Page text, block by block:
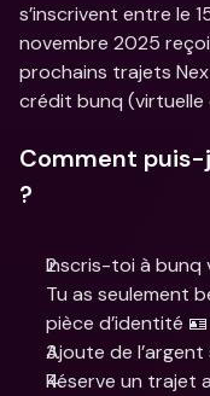
s’inscrivent entre le
novembre 2025
prochains trajets
crédit bunq (virtuelle
Comment
?
Inscris-toi à bunq
Tu as seulement
pièce d’identité 🪪
Ajoute de
Réserve un trajet